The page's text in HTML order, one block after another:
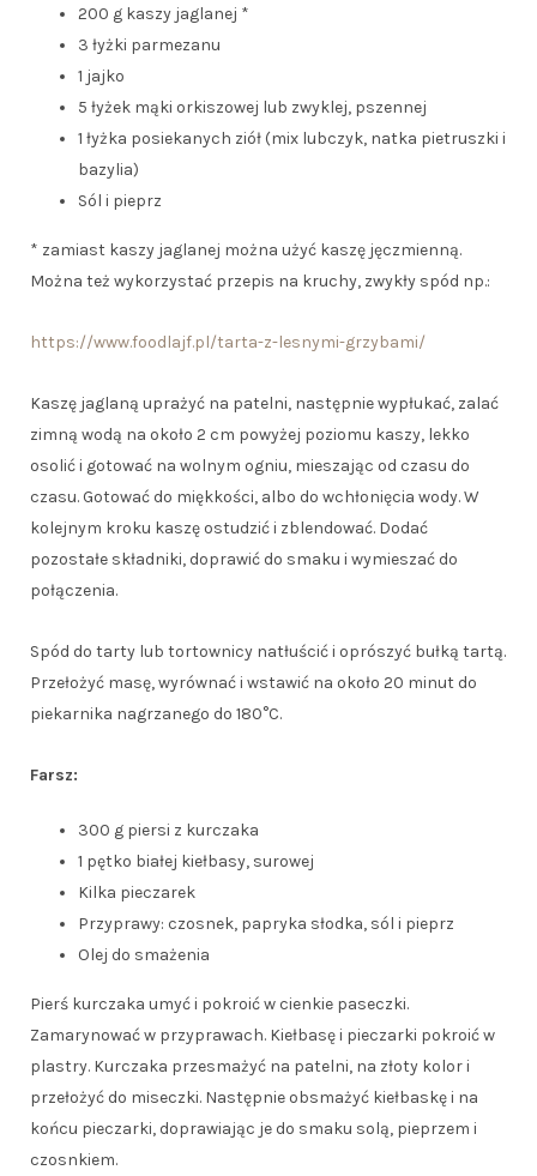
200 g kaszy jaglanej *
3 łyżki parmezanu
1 jajko
5 łyżek mąki orkiszowej lub zwyklej, pszennej
1 łyżka posiekanych ziół (mix lubczyk, natka pietruszki i
bazylia)
Sól i pieprz
* zamiast kaszy jaglanej można użyć kaszę jęczmienną.
Można też wykorzystać przepis na kruchy, zwykły spód np.:
https://www.foodlajf.pl/tarta-z-lesnymi-grzybami/
Kaszę jaglaną uprażyć na patelni, następnie wypłukać, zalać
zimną wodą na około 2 cm powyżej poziomu kaszy, lekko
osolić i gotować na wolnym ogniu, mieszając od czasu do
czasu. Gotować do miękkości, albo do wchłonięcia wody. W
kolejnym kroku kaszę ostudzić i zblendować. Dodać
pozostałe składniki, doprawić do smaku i wymieszać do
połączenia.
Spód do tarty lub tortownicy natłuścić i oprószyć bułką tartą.
Przełożyć masę, wyrównać i wstawić na około 20 minut do
piekarnika nagrzanego do 180°C.
Farsz:
300 g piersi z kurczaka
1 pętko białej kiełbasy, surowej
Kilka pieczarek
Przyprawy: czosnek, papryka słodka, sól i pieprz
Olej do smażenia
Pierś kurczaka umyć i pokroić w cienkie paseczki.
Zamarynować w przyprawach. Kiełbasę i pieczarki pokroić w
plastry. Kurczaka przesmażyć na patelni, na złoty kolor i
przełożyć do miseczki. Następnie obsmażyć kiełbaskę i na
końcu pieczarki, doprawiając je do smaku solą, pieprzem i
czosnkiem.